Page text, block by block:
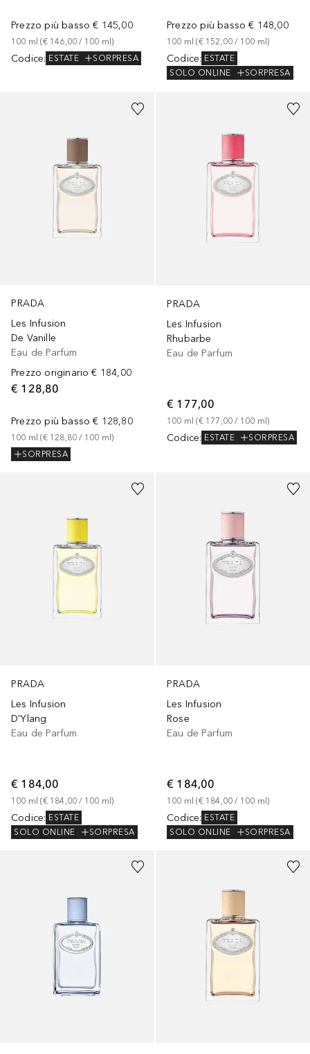
Prezzo più basso € 145,00
100 ml (€ 146,00 / 100 ml)
Codice: ESTATE SORPRESA
Prezzo più basso € 148,00
100 ml (€ 152,00 / 100 ml)
Codice: ESTATE
SOLO ONLINE
SORPRESA
PRADA
Les Infusion
De Vanille
Eau de Parfum
Prezzo originario € 184,00
€ 128,80
Prezzo più basso € 128,80
100 ml (€ 128,80 / 100 ml)
SORPRESA
PRADA
Les Infusion
Rhubarbe
Eau de Parfum
€ 177,00
100 ml (€ 177,00 / 100 ml)
Codice: ESTATE SORPRESA
PRADA
Les Infusion
D'Ylang
Eau de Parfum
€ 184,00
100 ml (€ 184,00 / 100 ml)
Codice: ESTATE
SOLO ONLINE
SORPRESA
PRADA
Les Infusion
Rose
Eau de Parfum
€ 184,00
100 ml (€ 184,00 / 100 ml)
Codice: ESTATE
SOLO ONLINE
SORPRESA